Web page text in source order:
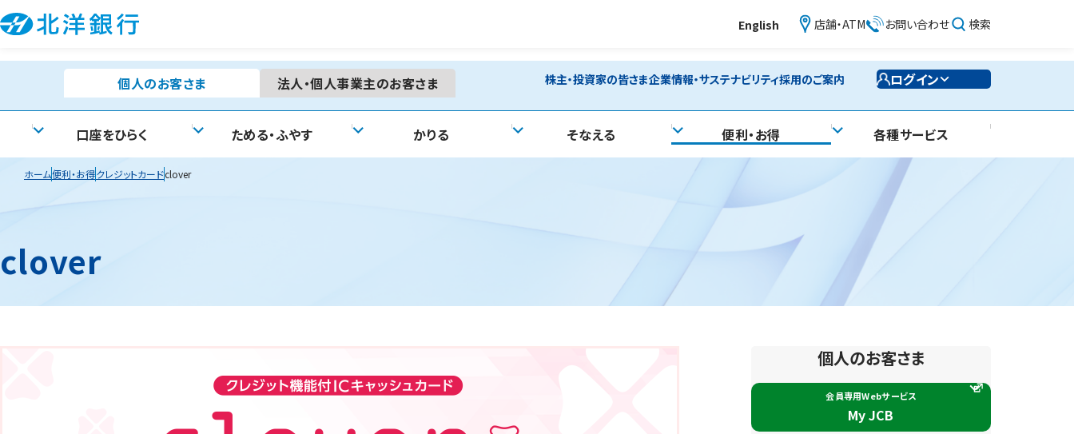
English 店舗・ATM お問い合わせ 検索
個人のお客さま 法人・個人事業主のお客さま 株主・投資家の皆さま企業情報・サステナビリティ採用のご案内 ログイン
口座をひらく ためる・ふやす かりる そなえる 便利・お得 各種サービス
ホーム便利・お得クレジットカードclover
clover
個人のお客さま
会員専用Webサービス
My JCB